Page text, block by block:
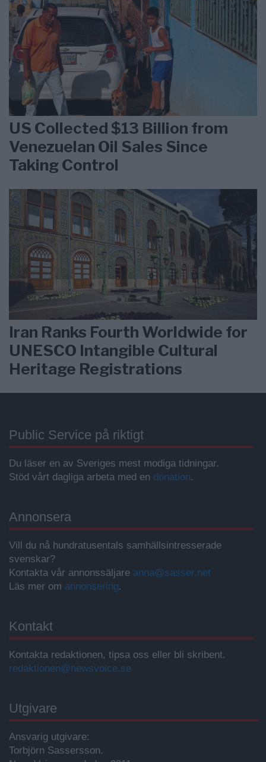
US Collected $13 Billion from
Venezuelan Oil Sales Since
Taking Control
Iran Ranks Fourth Worldwide for
UNESCO Intangible Cultural
Heritage Registrations
Public Service på riktigt
Du läser en av Sveriges mest modiga tidningar.
Stöd vårt dagliga arbeta med en donation.
Annonsera
Vill du nå hundratusentals samhällsintresserade
svenskar?
Kontakta vår annonssäljare anna@sasser.net
Läs mer om annonsering.
Kontakt
Kontakta redaktionen, tipsa oss eller bli skribent.
redaktionen@newsvoice.se
Utgivare
Ansvarig utgivare:
Torbjörn Sassersson.